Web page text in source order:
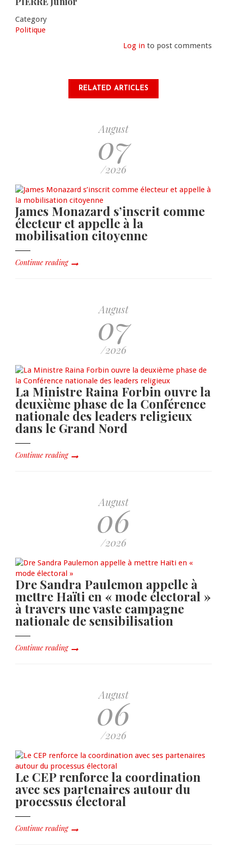
Category
Politique
Log in to post comments
RELATED ARTICLES
August
07
/2026
James Monazard s’inscrit comme
électeur et appelle à la
mobilisation citoyenne
Continue reading
August
07
/2026
La Ministre Raina Forbin ouvre la
deuxième phase de la Conférence
nationale des leaders religieux
dans le Grand Nord
Continue reading
August
06
/2026
Dre Sandra Paulemon appelle à
mettre Haïti en « mode électoral »
à travers une vaste campagne
nationale de sensibilisation
Continue reading
August
06
/2026
Le CEP renforce la coordination
avec ses partenaires autour du
processus électoral
Continue reading